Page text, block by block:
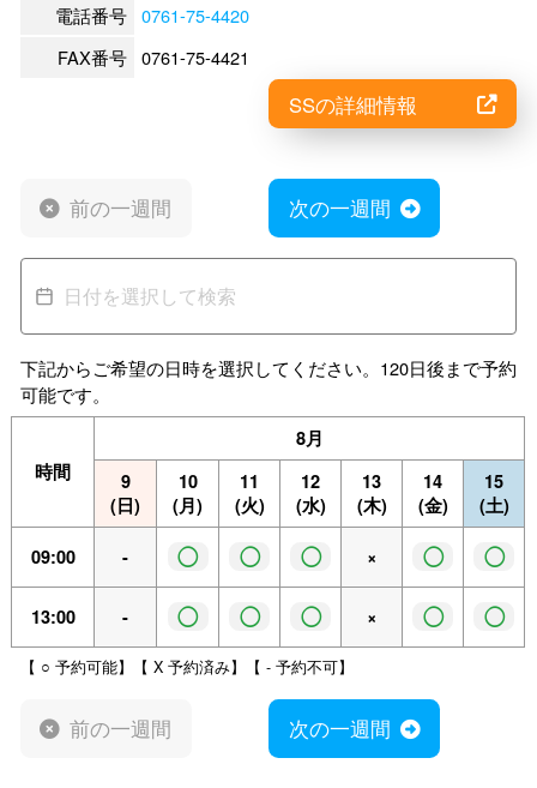
電話番号 0761-75-4420
FAX番号 0761-75-4421
SSの詳細情報
前の一週間 次の一週間
下記からご希望の日時を選択してください。120日後まで予約
可能です。
時間
8月
9
(日)
10
(月)
11
(火)
12
(水)
13
(木)
14
(金)
15
(土)
09:00 - ◯ ◯ ◯ × ◯ ◯
13:00 - ◯ ◯ ◯ × ◯ ◯
【 ○ 予約可能】【 X 予約済み】【 - 予約不可】
前の一週間 次の一週間